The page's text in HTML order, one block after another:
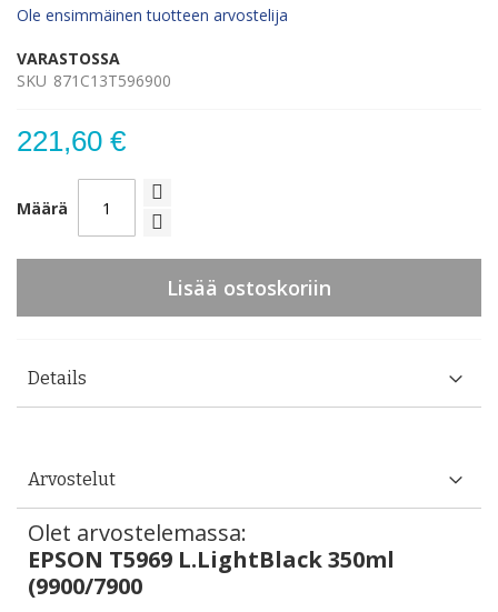
gallery
Ole ensimmäinen tuotteen arvostelija
VARASTOSSA
SKU 871C13T596900
221,60 €
Määrä
Lisää ostoskoriin
Details
Arvostelut
Olet arvostelemassa:
EPSON T5969 L.LightBlack 350ml
(9900/7900